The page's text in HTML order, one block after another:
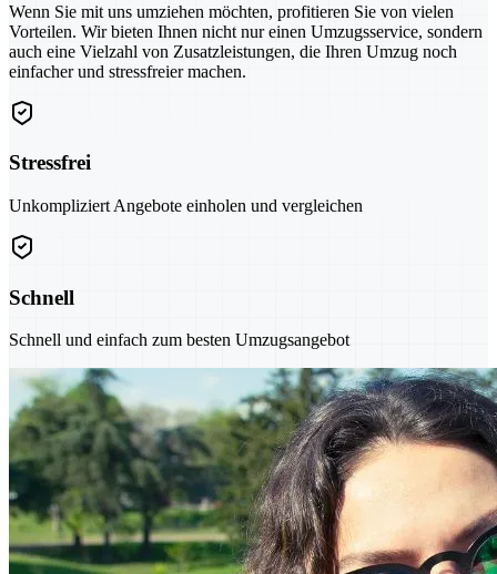
Wenn Sie mit uns umziehen möchten, profitieren Sie von vielen
Vorteilen. Wir bieten Ihnen nicht nur einen Umzugsservice, sondern
auch eine Vielzahl von Zusatzleistungen, die Ihren Umzug noch
einfacher und stressfreier machen.
Stressfrei
Unkompliziert Angebote einholen und vergleichen
Schnell
Schnell und einfach zum besten Umzugsangebot